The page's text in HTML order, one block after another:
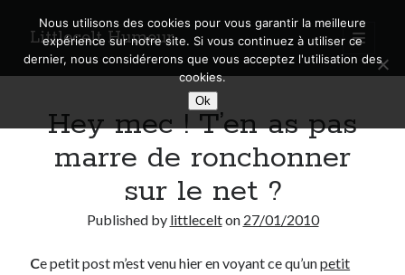
Littlecelt Humeur
open
primary
menu
Sidebar
Search
Municipales 2026 : Lyon, Métropole et Caluire, mon choix pour l’avenir
Hey mec ! T’en as pas
marre de ronchonner
sur le net ?
Published by littlecelton 27/01/2010
Ce petit post m’est venu hier en voyant ce qu’unpetit
Nous utilisons des cookies pour vous garantir la meilleure
expérience sur notre site. Si vous continuez à utiliser ce
dernier, nous considérerons que vous acceptez l'utilisation des
cookies.
Ok